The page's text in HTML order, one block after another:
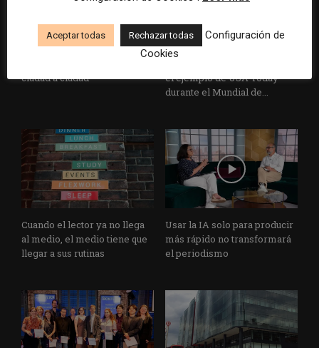
El buzón como nueva
portada: la estrategia de los
ciudad a ciudad
Cómo adelantarse a los
resúmenes con IA de Google
el ejemplo de USA Today
durante el Mundial de...
Cuando el lector ya no llega
al medio, el medio tiene que
llegar a sus rutinas
Usar la IA solo para producir
más rápido no transformará
el periodismo
Aceptar todas Rechazar todas
Configuración de
Cookies